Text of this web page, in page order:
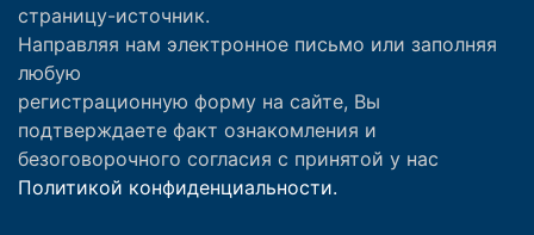
страницу-источник.
Направляя нам электронное письмо или заполняя
любую
регистрационную форму на сайте, Вы
подтверждаете факт ознакомления и
безоговорочного согласия с принятой у нас
Политикой конфиденциальности.